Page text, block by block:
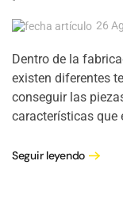
26
Dentro de la
existen diferentes
conseguir las
características que
Seguir leyendo